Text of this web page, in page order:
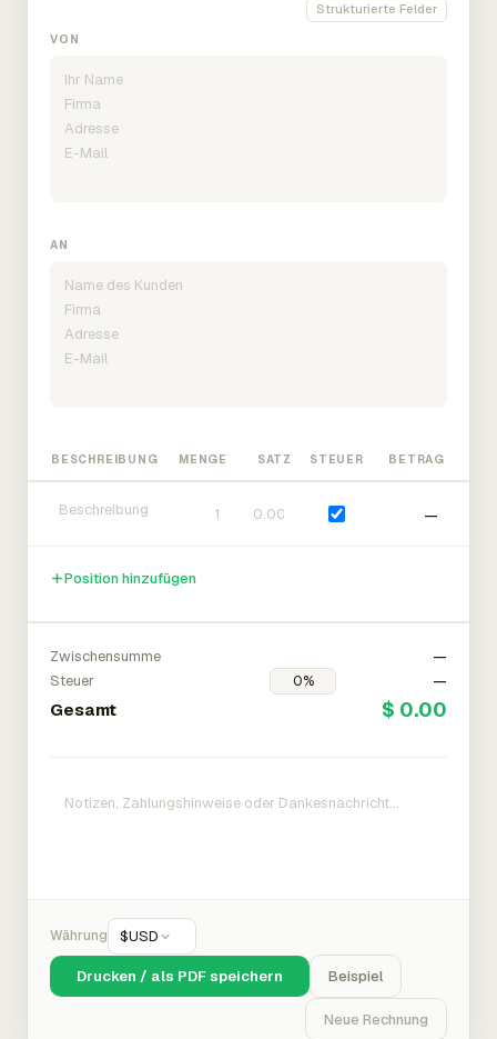
Strukturierte Felder
VON
AN
BESCHREIBUNG MENGE SATZ STEUER BETRAG
—
Position hinzufügen
Zwischensumme
—
Steuer
—
Gesamt $ 0.00
Währung $USD
Drucken / als PDF speichern Beispiel
Neue Rechnung